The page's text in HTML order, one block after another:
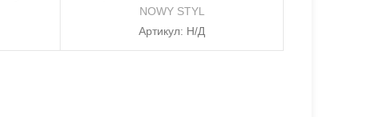
NOWY STYL
Артикул: Н/Д